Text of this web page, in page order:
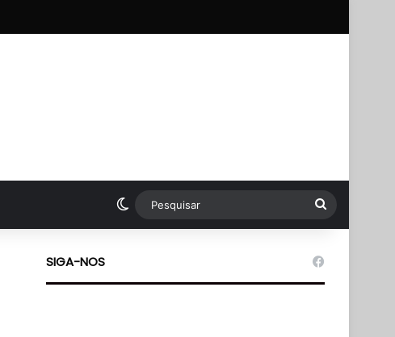
Switch skin Pesquisar
SIGA-NOS